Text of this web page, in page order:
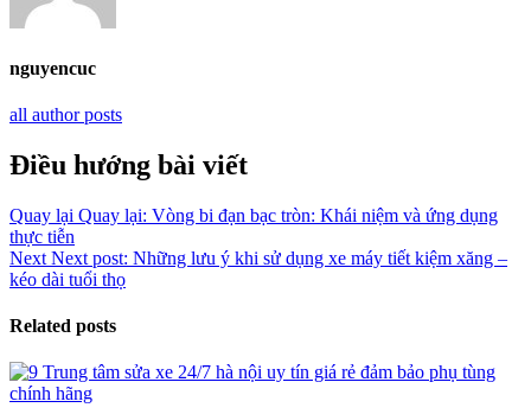
nguyencuc
all author posts
Điều hướng bài viết
Quay lại Quay lại: Vòng bi đạn bạc tròn: Khái niệm và ứng dụng
thực tiễn
Next Next post: Những lưu ý khi sử dụng xe máy tiết kiệm xăng –
kéo dài tuổi thọ
Related posts